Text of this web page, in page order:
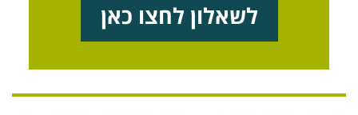
לשאלון לחצו כאן